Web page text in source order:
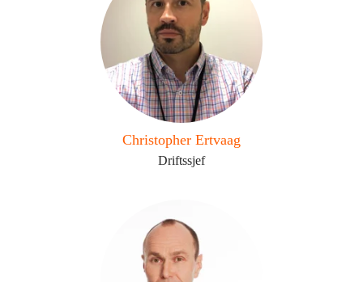
Christopher Ertvaag
Driftssjef